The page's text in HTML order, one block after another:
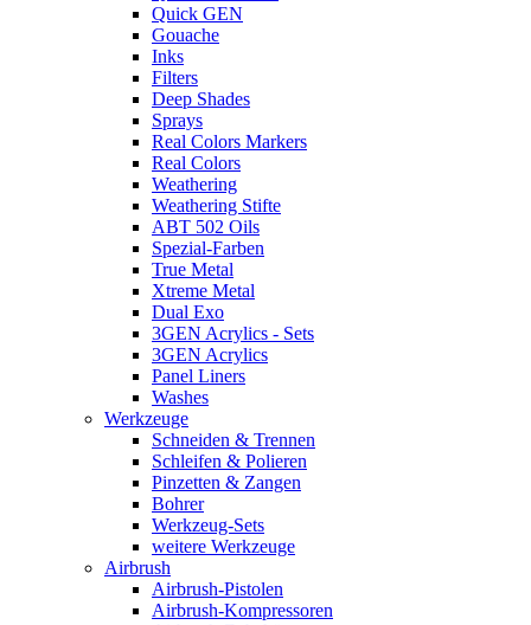
Quick GEN
Gouache
Inks
Filters
Deep Shades
Sprays
Real Colors Markers
Real Colors
Weathering
Weathering Stifte
ABT 502 Oils
Spezial-Farben
True Metal
Xtreme Metal
Dual Exo
3GEN Acrylics - Sets
3GEN Acrylics
Panel Liners
Washes
Werkzeuge
Schneiden & Trennen
Schleifen & Polieren
Pinzetten & Zangen
Bohrer
Werkzeug-Sets
weitere Werkzeuge
Airbrush
Airbrush-Pistolen
Airbrush-Kompressoren